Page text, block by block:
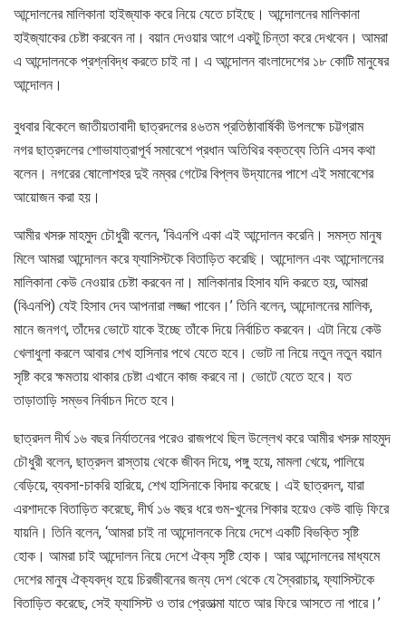
আন্দোলনের মালিকানা হাইজ্যাক করে নিয়ে যেতে চাইছে। আন্দোলনের মালিকানা
হাইজ্যাকের চেষ্টা করবেন না। বয়ান দেওয়ার আগে একটু চিন্তা করে দেখবেন। আমরা
এ আন্দোলনকে প্রশ্নবিদ্ধ করতে চাই না। এ আন্দোলন বাংলাদেশের ১৮ কোটি মানুষের
আন্দোলন।
বুধবার বিকেলে জাতীয়তাবাদী ছাত্রদলের ৪৬তম প্রতিষ্ঠাবার্ষিকী উপলক্ষে চট্টগ্রাম
নগর ছাত্রদলের শোভাযাত্রাপূর্ব সমাবেশে প্রধান অতিথির বক্তব্যে তিনি এসব কথা
বলেন। নগরের ষোলোশহর দুই নম্বর গেটের বিপ্লব উদ্যানের পাশে এই সমাবেশের
আয়োজন করা হয়।
আমীর খসরু মাহমুদ চৌধুরী বলেন, ‘বিএনপি একা এই আন্দোলন করেনি। সমস্ত মানুষ
মিলে আমরা আন্দোলন করে ফ্যাসিস্টকে বিতাড়িত করেছি। আন্দোলন এবং আন্দোলনের
মালিকানা কেউ নেওয়ার চেষ্টা করবেন না। মালিকানার হিসাব যদি করতে হয়, আমরা
(বিএনপি) যেই হিসাব দেব আপনারা লজ্জা পাবেন।’ তিনি বলেন, আন্দোলনের মালিক,
মানে জনগণ, তাঁদের ভোটে যাকে ইচ্ছে তাঁকে দিয়ে নির্বাচিত করবেন। এটা নিয়ে কেউ
খেলাধুলা করলে আবার শেখ হাসিনার পথে যেতে হবে। ভোট না নিয়ে নতুন নতুন বয়ান
সৃষ্টি করে ক্ষমতায় থাকার চেষ্টা এখানে কাজ করবে না। ভোটে যেতে হবে। যত
তাড়াতাড়ি সম্ভব নির্বাচন দিতে হবে।
ছাত্রদল দীর্ঘ ১৬ বছর নির্যাতনের পরেও রাজপথে ছিল উল্লেখ করে আমীর খসরু মাহমুদ
চৌধুরী বলেন, ছাত্রদল রাস্তায় থেকে জীবন দিয়ে, পঙ্গু হয়ে, মামলা খেয়ে, পালিয়ে
বেড়িয়ে, ব্যবসা-চাকরি হারিয়ে, শেখ হাসিনাকে বিদায় করেছে। এই ছাত্রদল, যারা
এরশাদকে বিতাড়িত করেছে, দীর্ঘ ১৬ বছর ধরে গুম-খুনের শিকার হয়েও কেউ বাড়ি ফিরে
যায়নি। তিনি বলেন, ‘আমরা চাই না আন্দোলনকে নিয়ে দেশে একটি বিভক্তি সৃষ্টি
হোক। আমরা চাই আন্দোলন নিয়ে দেশে ঐক্য সৃষ্টি হোক। আর আন্দোলনের মাধ্যমে
দেশের মানুষ ঐক্যবদ্ধ হয়ে চিরজীবনের জন্য দেশ থেকে যে স্বৈরাচার, ফ্যাসিস্টকে
বিতাড়িত করেছে, সেই ফ্যাসিস্ট ও তার প্রেতাত্মা যাতে আর ফিরে আসতে না পারে।’